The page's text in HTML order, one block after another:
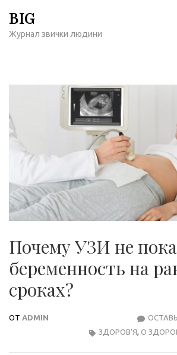
содержимому
BIG
Журнал звички людини
Почему УЗИ не
беременность на
сроках?
ОТ ADMIN
ЗДОРОВ'Я, О